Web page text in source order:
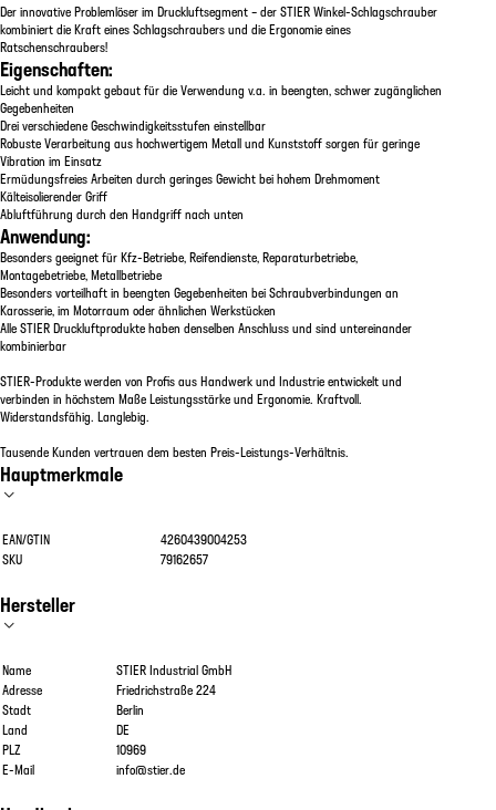
Der innovative Problemlöser im Druckluftsegment – der STIER Winkel-Schlagschrauber
kombiniert die Kraft eines Schlagschraubers und die Ergonomie eines
Ratschenschraubers!
Eigenschaften:
Leicht und kompakt gebaut für die Verwendung v.a. in beengten, schwer zugänglichen
Gegebenheiten
Drei verschiedene Geschwindigkeitsstufen einstellbar
Robuste Verarbeitung aus hochwertigem Metall und Kunststoff sorgen für geringe
Vibration im Einsatz
Ermüdungsfreies Arbeiten durch geringes Gewicht bei hohem Drehmoment
Kälteisolierender Griff
Abluftführung durch den Handgriff nach unten
Anwendung:
Besonders geeignet für Kfz-Betriebe, Reifendienste, Reparaturbetriebe,
Montagebetriebe, Metallbetriebe
Besonders vorteilhaft in beengten Gegebenheiten bei Schraubverbindungen an
Karosserie, im Motorraum oder ähnlichen Werkstücken
Alle STIER Druckluftprodukte haben denselben Anschluss und sind untereinander
kombinierbar
STIER-Produkte werden von Profis aus Handwerk und Industrie entwickelt und
verbinden in höchstem Maße Leistungsstärke und Ergonomie. Kraftvoll.
Widerstandsfähig. Langlebig.
Tausende Kunden vertrauen dem besten Preis-Leistungs-Verhältnis.
Hauptmerkmale
EAN/GTIN
4260439004253
SKU
79162657
Hersteller
Name
STIER Industrial GmbH
Adresse
Friedrichstraße 224
Stadt
Berlin
Land
DE
PLZ
10969
E-Mail
info@stier.de